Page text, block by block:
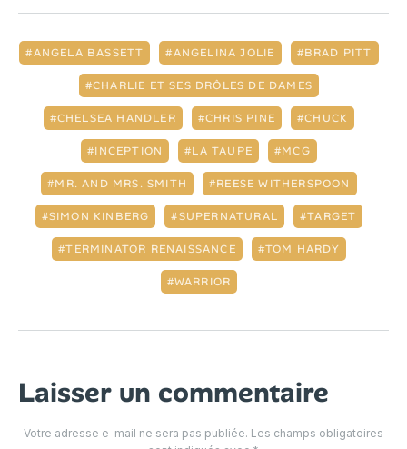
ANGELA BASSETT ANGELINA JOLIE BRAD PITT
CHARLIE ET SES DRÔLES DE DAMES
CHELSEA HANDLER CHRIS PINE CHUCK
INCEPTION LA TAUPE MCG
MR. AND MRS. SMITH REESE WITHERSPOON
SIMON KINBERG SUPERNATURAL TARGET
TERMINATOR RENAISSANCE TOM HARDY
WARRIOR
Laisser un commentaire
Votre adresse e-mail ne sera pas publiée. Les champs obligatoires